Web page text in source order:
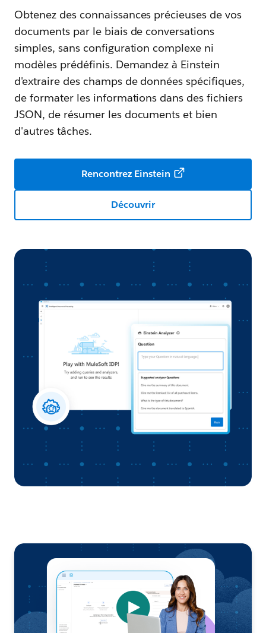
Obtenez des connaissances précieuses de vos
documents par le biais de conversations
simples, sans configuration complexe ni
modèles prédéfinis. Demandez à Einstein
d'extraire des champs de données spécifiques,
de formater les informations dans des fichiers
JSON, de résumer les documents et bien
d'autres tâches.
Rencontrez Einstein
Découvrir